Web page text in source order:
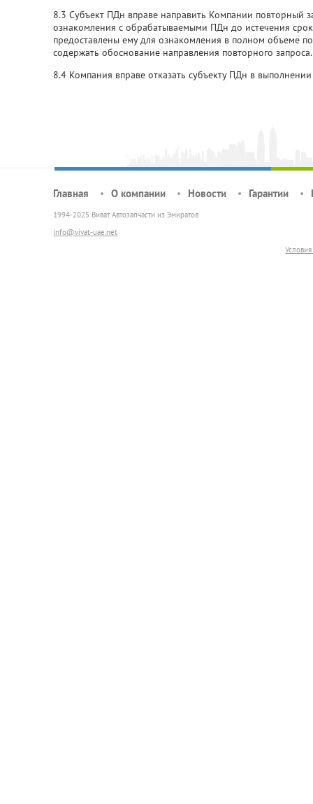
8.3 Субъект ПДн вправе направить Компании повторный
ознакомления с обрабатываемыми ПДн до истечения
предоставлены ему для ознакомления в полном объеме
содержать обоснование направления повторного запроса.
8.4 Компания вправе отказать субъекту ПДн в
Главная О компании Новости Гарантии
1994-2025 Виват. Автозапчасти из Эмиратов
info@vivat-uae.net